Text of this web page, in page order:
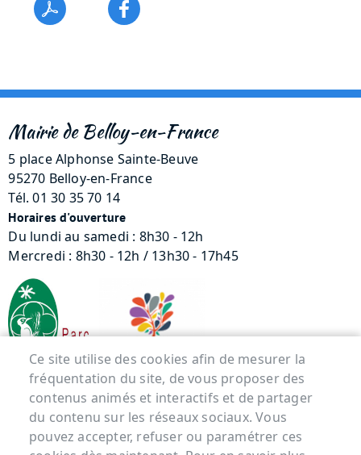
Mairie de Belloy-en-France
5 place Alphonse Sainte-Beuve
95270 Belloy-en-France
Tél. 01 30 35 70 14
Horaires d'ouverture
Du lundi au samedi : 8h30 - 12h
Mercredi : 8h30 - 12h / 13h30 - 17h45
Menu Pied de page
ACCUEIL
Ce site utilise des cookies afin de mesurer la
fréquentation du site, de vous proposer des
contenus animés et interactifs et de partager
du contenu sur les réseaux sociaux. Vous
pouvez accepter, refuser ou paramétrer ces